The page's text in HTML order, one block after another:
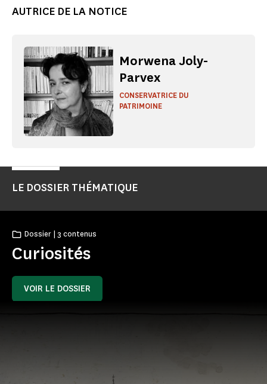
AUTRICE DE LA NOTICE
Morwena Joly-
Parvex
CONSERVATRICE DU
PATRIMOINE
LE DOSSIER THÉMATIQUE
Curiosités
Dossier | 3 contenus
VOIR LE DOSSIER